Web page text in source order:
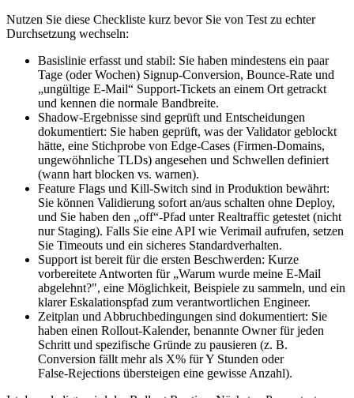
Nutzen Sie diese Checkliste kurz bevor Sie von Test zu echter
Durchsetzung wechseln:
Basislinie erfasst und stabil: Sie haben mindestens ein paar
Tage (oder Wochen) Signup‑Conversion, Bounce‑Rate und
„ungültige E‑Mail“ Support‑Tickets an einem Ort getrackt
und kennen die normale Bandbreite.
Shadow‑Ergebnisse sind geprüft und Entscheidungen
dokumentiert: Sie haben geprüft, was der Validator geblockt
hätte, eine Stichprobe von Edge‑Cases (Firmen‑Domains,
ungewöhnliche TLDs) angesehen und Schwellen definiert
(wann hart blocken vs. warnen).
Feature Flags und Kill‑Switch sind in Produktion bewährt:
Sie können Validierung sofort an/aus schalten ohne Deploy,
und Sie haben den „off“‑Pfad unter Realtraffic getestet (nicht
nur Staging). Falls Sie eine API wie Verimail aufrufen, setzen
Sie Timeouts und ein sicheres Standardverhalten.
Support ist bereit für die ersten Beschwerden: Kurze
vorbereitete Antworten für „Warum wurde meine E‑Mail
abgelehnt?", eine Möglichkeit, Beispiele zu sammeln, und ein
klarer Eskalationspfad zum verantwortlichen Engineer.
Zeitplan und Abbruchbedingungen sind dokumentiert: Sie
haben einen Rollout‑Kalender, benannte Owner für jeden
Schritt und spezifische Gründe zu pausieren (z. B.
Conversion fällt mehr als X% für Y Stunden oder
False‑Rejections übersteigen eine gewisse Anzahl).